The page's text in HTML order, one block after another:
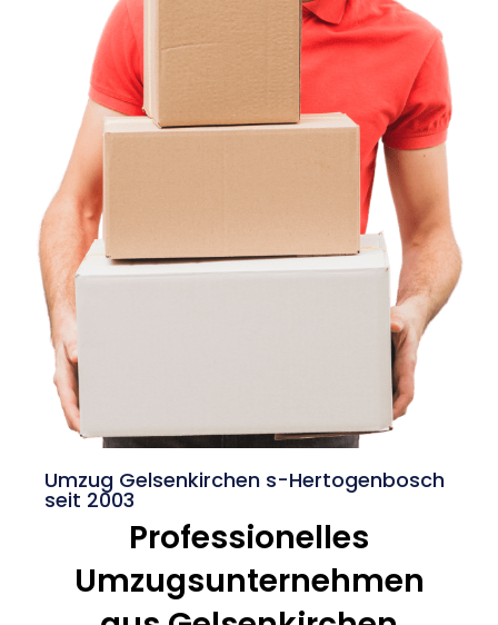
Umzug Gelsenkirchen s-Hertogenbosch
seit 2003
Professionelles
Umzugsunternehmen